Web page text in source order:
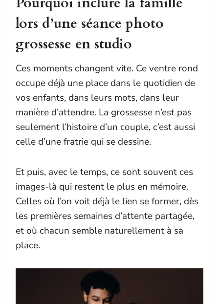
lors d’une séance photo
grossesse en studio
Ces moments changent vite. Ce ventre rond
occupe déjà une place dans le quotidien de
vos enfants, dans leurs mots, dans leur
manière d’attendre. La grossesse n’est pas
seulement l’histoire d’un couple, c’est aussi
celle d’une fratrie qui se dessine.
Et puis, avec le temps, ce sont souvent ces
images-là qui restent le plus en mémoire.
Celles où l’on voit déjà le lien se former, dès
les premières semaines d’attente partagée,
et où chacun semble naturellement à sa
place.